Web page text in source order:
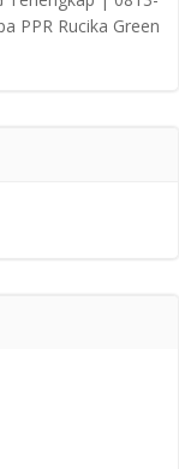
PPR Rucika Green